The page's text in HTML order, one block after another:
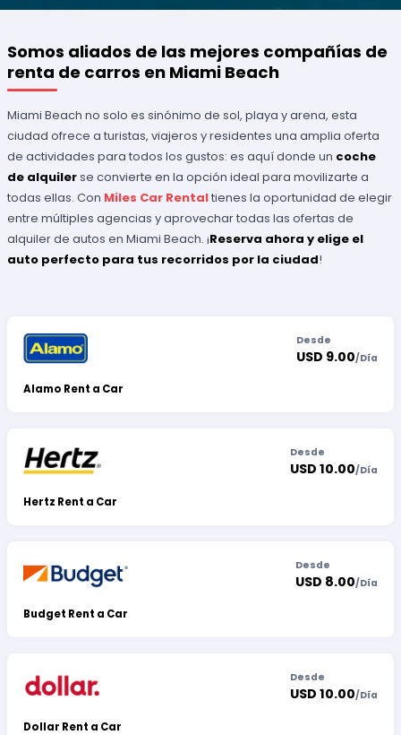
Somos aliados de las mejores compañías de
renta de carros en Miami Beach
Miami Beach no solo es sinónimo de sol, playa y arena, esta
ciudad ofrece a turistas, viajeros y residentes una amplia oferta
de actividades para todos los gustos: es aquí donde un coche
de alquilerse convierte en la opción ideal para movilizarte a
todas ellas. Con Miles Car Rentaltienes la oportunidad de elegir
entre múltiples agencias y aprovechar todas las ofertas de
alquiler de autos en Miami Beach. ¡Reserva ahora y elige el
auto perfecto para tus recorridos por la ciudad!
Alamo Rent a Car
Desde
USD 9.00/Día
Hertz Rent a Car
Desde
USD 10.00/Día
Budget Rent a Car
Desde
USD 8.00/Día
Dollar Rent a Car
Desde
USD 10.00/Día